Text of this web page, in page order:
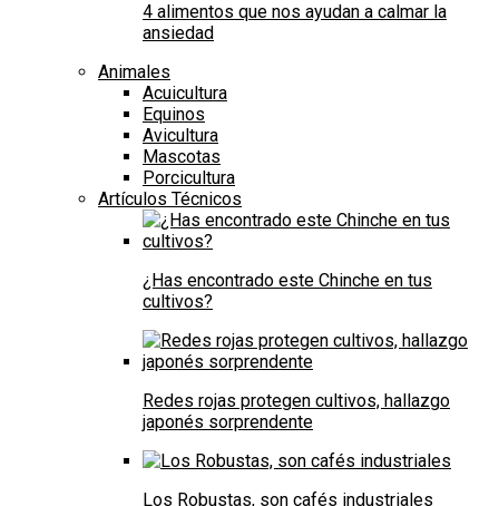
4 alimentos que nos ayudan a calmar la
ansiedad
Animales
Acuicultura
Equinos
Avicultura
Mascotas
Porcicultura
Artículos Técnicos
¿Has encontrado este Chinche en tus
cultivos?
Redes rojas protegen cultivos, hallazgo
japonés sorprendente
Los Robustas, son cafés industriales